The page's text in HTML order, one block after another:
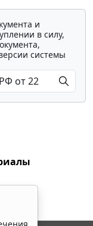
и
в силу,
системы